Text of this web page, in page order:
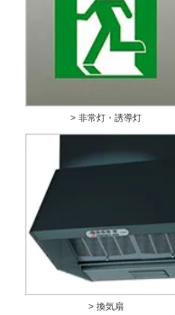
> 非常灯・誘導灯
> 換気扇